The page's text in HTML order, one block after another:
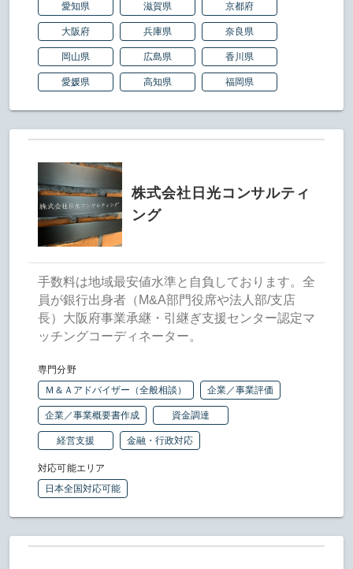
愛知県 滋賀県 京都府
大阪府 兵庫県 奈良県
岡山県 広島県 香川県
愛媛県 高知県 福岡県
株式会社日光コンサルティ
ング
手数料は地域最安値水準と自負しております。全
員が銀行出身者（M&A部門役席や法人部/支店
長）大阪府事業承継・引継ぎ支援センター認定マ
ッチングコーディネーター。
専門分野
Ｍ＆Ａアドバイザー（全般相談）
企業／事業評価
企業／事業概要書作成 資金調達
経営支援 金融・行政対応
対応可能エリア
日本全国対応可能